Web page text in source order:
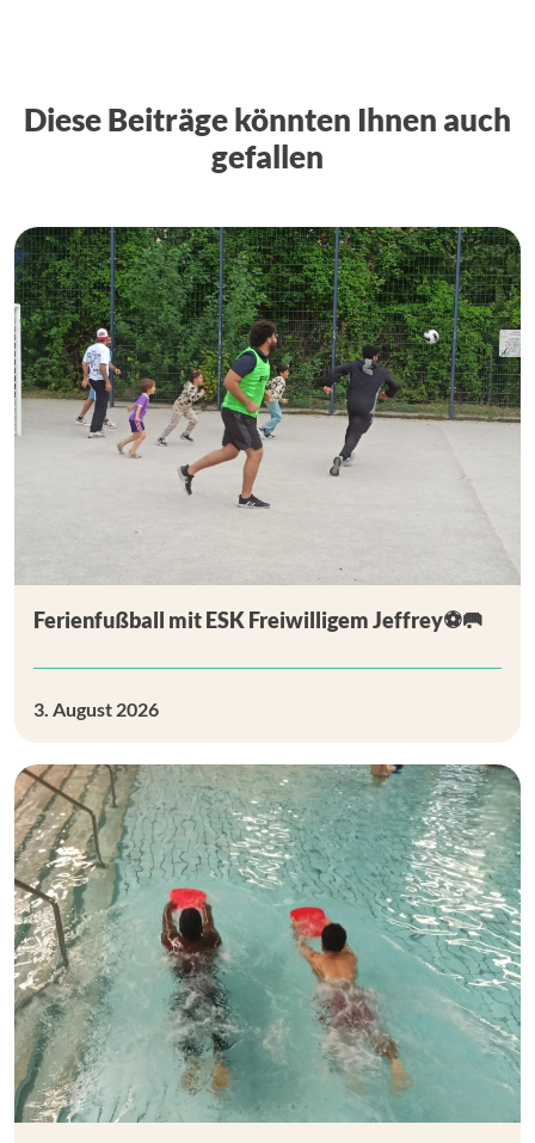
Diese Beiträge könnten Ihnen auch
gefallen
Ferienfußball mit ESK Freiwilligem Jeffrey⚽🥅
3. August 2026